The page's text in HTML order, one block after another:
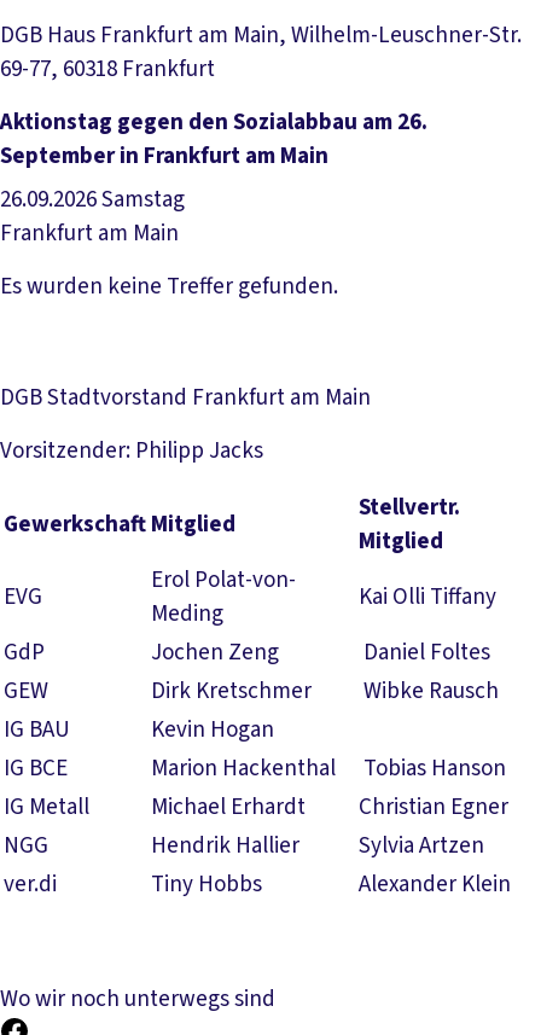
DGB Haus Frankfurt am Main, Wilhelm-Leuschner-Str.
69-77, 60318 Frankfurt
Veranstaltung anzeigen
Aktionstag gegen den Sozialabbau am 26.
September in Frankfurt am Main
26.09.2026Samstag
Frankfurt am Main
Veranstaltung anzeigen
Es wurden keine Treffer gefunden.
DGB Stadtvorstand Frankfurt am Main
Vorsitzender: Philipp Jacks
GewerkschaftMitglied
Stellvertr.
Mitglied
EVG
Erol Polat-von-
Meding
Kai Olli Tiffany
GdP
Jochen Zeng
Daniel Foltes
GEW
Dirk Kretschmer
Wibke Rausch
IG BAU
Kevin Hogan
IG BCE
Marion Hackenthal
Tobias Hanson
IG Metall
Michael Erhardt
Christian Egner
NGG
Hendrik Hallier
Sylvia Artzen
ver.di
Tiny Hobbs Alexander Klein
Wo wir noch unterwegs sind